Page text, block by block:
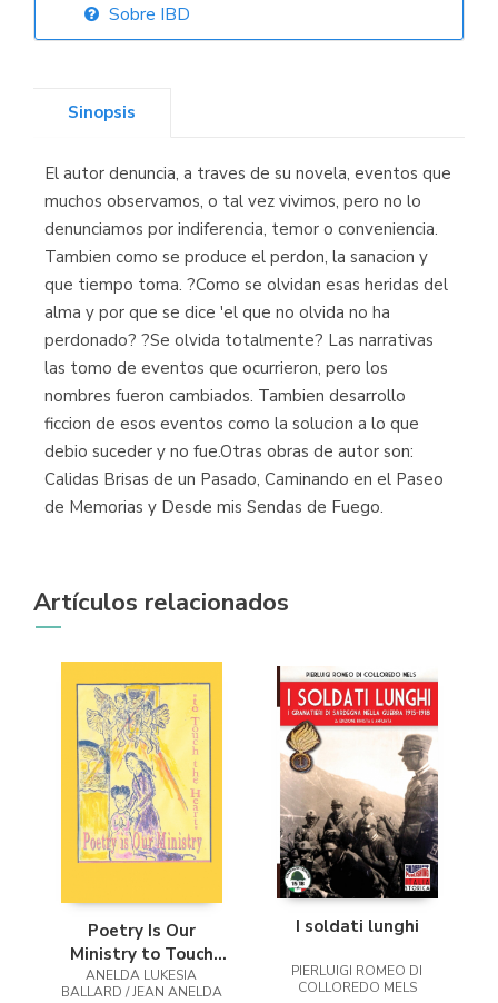
Librería Elías
Librería Kolima
(Madrid)
Librería Proteo
(Málaga)
Sobre IBD
Sinopsis
El autor denuncia, a traves de su novela, eventos que
muchos observamos, o tal vez vivimos, pero no lo
denunciamos por indiferencia, temor o conveniencia.
Tambien como se produce el perdon, la sanacion y
que tiempo toma. ?Como se olvidan esas heridas del
alma y por que se dice 'el que no olvida no ha
perdonado? ?Se olvida totalmente? Las narrativas
las tomo de eventos que ocurrieron, pero los
nombres fueron cambiados. Tambien desarrollo
ficcion de esos eventos como la solucion a lo que
debio suceder y no fue.Otras obras de autor son:
Calidas Brisas de un Pasado, Caminando en el Paseo
de Memorias y Desde mis Sendas de Fuego.
Artículos relacionados
Poetry Is Our
Ministry to Touch
the Heart
ANELDA LUKESIA
BALLARD / JEAN ANELDA
I soldati lunghi
PIERLUIGI ROMEO DI
COLLOREDO MELS